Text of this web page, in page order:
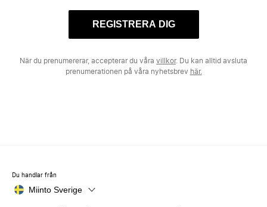
REGISTRERA DIG
När du prenumererar, accepterar du våra villkor. Du kan alltid avsluta
prenumerationen på våra nyhetsbrev här.
Du handlar från
Miinto Sverige